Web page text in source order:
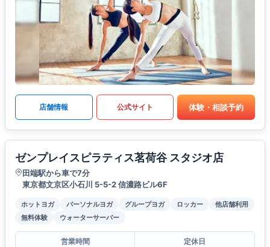
店舗情報 公式サイト 体験・相談予約
ゼンプレイスピラティス茗荷谷 スタジオ店
田端駅から車で7分
東京都文京区小石川 5-5-2 信濃路ビル6F
ホットヨガ パーソナルヨガ グループヨガ ロッカー
他店舗利用
無料体験
ウォーターサーバー
営業時間
定休日